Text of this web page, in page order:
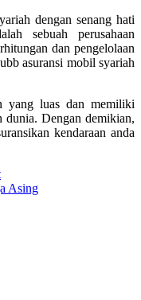
dengan senang hati
sebuah perusahaan
dan pengelolaan
asuransi mobil syariah
yang luas dan memiliki
dunia. Dengan demikian,
kendaraan anda
Asing